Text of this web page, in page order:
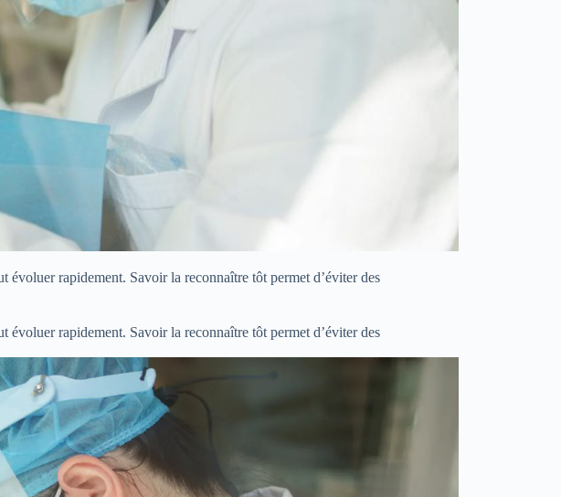
rapidement. Savoir la reconnaître tôt permet d’éviter des
rapidement. Savoir la reconnaître tôt permet d’éviter des